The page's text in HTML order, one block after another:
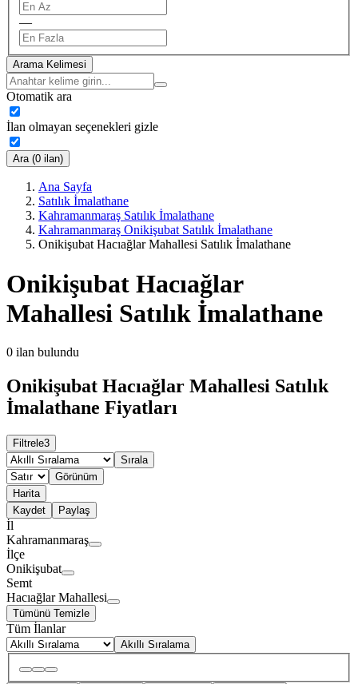
—
Arama Kelimesi
Otomatik ara
İlan olmayan seçenekleri gizle
Ara (0 ilan)
Ana Sayfa
Satılık İmalathane
Kahramanmaraş Satılık İmalathane
Kahramanmaraş Onikişubat Satılık İmalathane
Onikişubat Hacıağlar Mahallesi Satılık İmalathane
Onikişubat Hacıağlar
Mahallesi Satılık İmalathane
0 ilan bulundu
Onikişubat Hacıağlar Mahallesi Satılık
İmalathane Fiyatları
Filtrele3
Sırala
Görünüm
Harita
Kaydet
Paylaş
İl
Kahramanmaraş
İlçe
Onikişubat
Semt
Hacıağlar Mahallesi
Tümünü Temizle
Tüm İlanlar
Akıllı Sıralama